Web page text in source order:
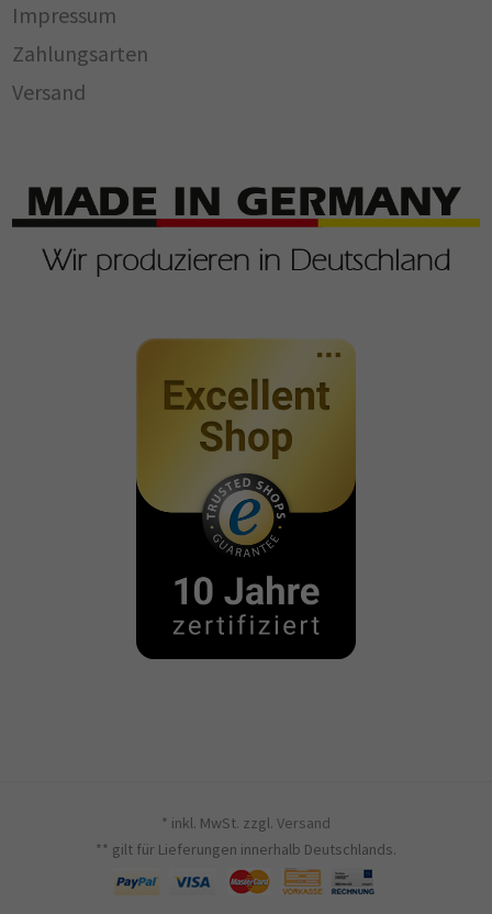
Impressum
Zahlungsarten
Versand
* inkl. MwSt. zzgl. Versand
** gilt für Lieferungen innerhalb Deutschlands.